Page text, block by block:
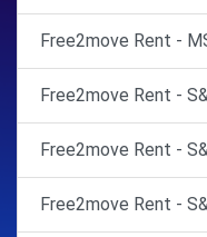
Free2move Rent -
Free2move Rent -
Free2move Rent -
Free2move Rent -